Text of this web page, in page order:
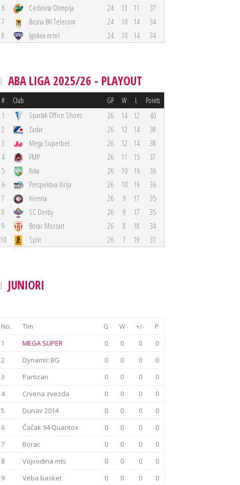
6
Cedevita Olimpija 24 13 11
37
7
Bosna BH Telecom 24 10 14
34
8
Igokea m:tel 24 10 14 34
ABA LIGA 2025/26 - PLAYOUT
# Club GP W L Points
1 Spartak Office Shoes 26 14 12
40
2
Zadar 26 12 14
38
3
Mega Superbet 26 12 14
38
4
FMP 26 11 15
37
5
Krka 26 10 16
36
6
Perspektiva Ilirija 26 10 16
36
7
Vienna 26 9 17
35
8
SC Derby 26 9 17
35
9
Borac Mozzart 26 8 18
34
10
Split 26 7 19 33
JUNIORI
No. Tim G W +/-
P
1
MEGA SUPER 0 0 0
0
2
Dynamic BG 0 0 0
0
3
Partizan 0 0 0
0
4
Crvena zvezda 0 0 0
0
5
Dunav 2014 0 0 0
0
6
Čačak 94 Quantox 0 0 0
0
7
Borac 0 0 0
0
8
Vojvodina mts 0 0 0
0
9
Veba basket 0 0 0
0